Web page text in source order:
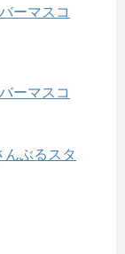
ーマスコ
ーマスコ
んぶるスタ